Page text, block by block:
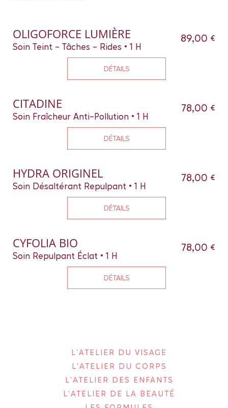
OLIGOFORCE LUMIÈRE
Soin Teint - Tâches - Rides • 1 H
89,00 €
DÉTAILS
CITADINE
Soin Fraîcheur Anti-Pollution • 1 H
78,00 €
DÉTAILS
HYDRA ORIGINEL
Soin Désaltérant Repulpant • 1 H
78,00 €
DÉTAILS
CYFOLIA BIO
Soin Repulpant Éclat • 1 H
78,00 €
DÉTAILS
L'ATELIER DU VISAGE
L'ATELIER DU CORPS
L'ATELIER DES ENFANTS
L'ATELIER DE LA BEAUTÉ